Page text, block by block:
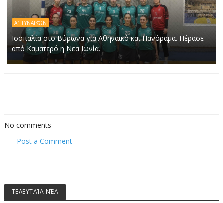
Α1 ΓΥΝΑΙΚΏΝ
Ισοπαλία στο Βύρωνα για Αθηναϊκό και Πανόραμα. Πέρασε
από Καματερό η Νεα Ιωνία.
No comments
Post a Comment
ΤΕΛΕΥΤΑΊΑ ΝΈΑ